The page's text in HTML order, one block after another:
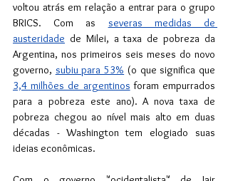
voltou atrás em relação a entrar para o grupo
BRICS. Com as severas medidas de
austeridade de Milei, a taxa de pobreza da
Argentina, nos primeiros seis meses do novo
governo, subiu para 53%
3,4 milhões de argentinos foram empurrados
para a pobreza este ano). A nova taxa de
pobreza chegou ao nível mais alto em duas
décadas - Washington tem elogiado suas
ideias econômicas.